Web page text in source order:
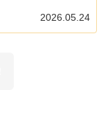
2026.05.24